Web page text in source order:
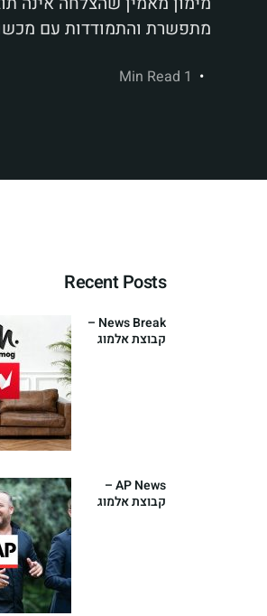
מתפשרת והתמודדות עם
1 Min Read
Recent Posts
News Break –
קבוצת אלמוג
AP News –
קבוצת אלמוג